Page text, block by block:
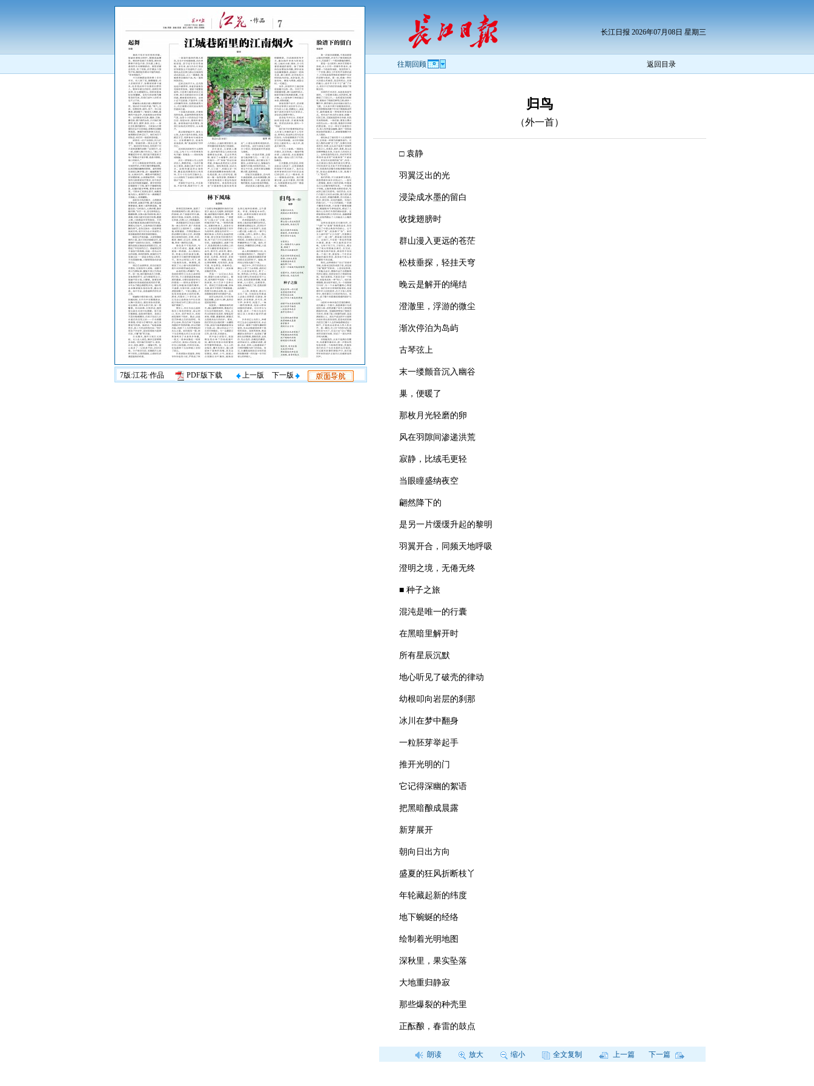
7版:江花·作品 PDF版下载 上一版 下一版
长江日报 2026年07月08日 星期三
往期回顾 返回目录
归鸟
（外一首）
□ 袁静
羽翼泛出的光
浸染成水墨的留白
收拢翅膀时
群山漫入更远的苍茫
松枝垂探，轻挂天穹
晚云是解开的绳结
澄澈里，浮游的微尘
渐次停泊为岛屿
古琴弦上
末一缕颤音沉入幽谷
巢，便暖了
那枚月光轻磨的卵
风在羽隙间渗递洪荒
寂静，比绒毛更轻
当眼瞳盛纳夜空
翩然降下的
是另一片缓缓升起的黎明
羽翼开合，同频天地呼吸
澄明之境，无倦无终
■ 种子之旅
混沌是唯一的行囊
在黑暗里解开时
所有星辰沉默
地心听见了破壳的律动
幼根叩向岩层的刹那
冰川在梦中翻身
一粒胚芽举起手
推开光明的门
它记得深幽的絮语
把黑暗酿成晨露
新芽展开
朝向日出方向
盛夏的狂风折断枝丫
年轮藏起新的纬度
地下蜿蜒的经络
绘制着光明地图
深秋里，果实坠落
大地重归静寂
那些爆裂的种壳里
正酝酿，春雷的鼓点
朗读 放大 缩小 全文复制 上一篇 下一篇